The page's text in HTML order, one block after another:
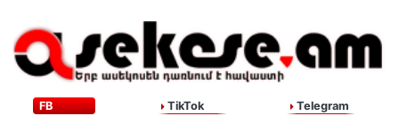
FB TikTok Telegram